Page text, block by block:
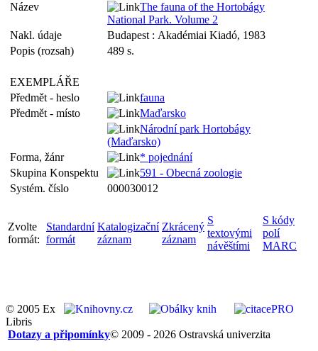
Název
The fauna of the Hortobágy
National Park. Volume 2
Nakl. údaje
Budapest : Akadémiai Kiadó, 1983
Popis (rozsah)
489 s.
EXEMPLÁŘE
Předmět - heslo
fauna
Předmět - místo
Maďarsko
Národní park Hortobágy
(Maďarsko)
Forma, žánr
* pojednání
Skupina Konspektu
591 - Obecná zoologie
Systém. číslo
000030012
Zvolte
formát:
Standardní
formát
Katalogizační
záznam
Zkrácený
záznam
S
textovými
návěštími
S kódy
polí
MARC
© 2005 Ex
Libris
© 2009 - 2026 Ostravská univerzita
Dotazy a připomínky